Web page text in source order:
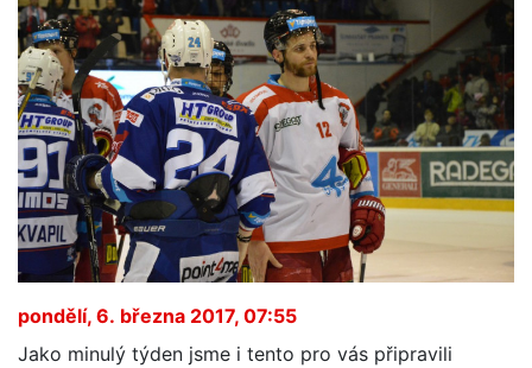
pondělí, 6. března 2017, 07:55
Jako minulý týden jsme i tento pro vás připravili